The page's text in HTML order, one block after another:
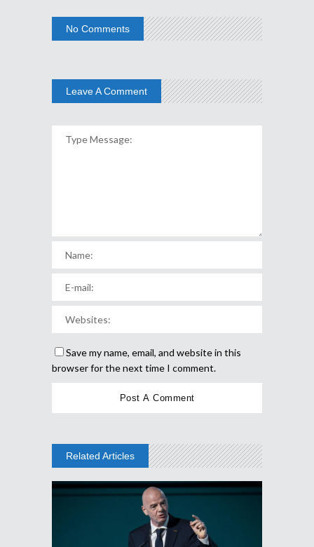
No Comments
Leave A Comment
Save my name, email, and website in this
browser for the next time I comment.
Related Articles